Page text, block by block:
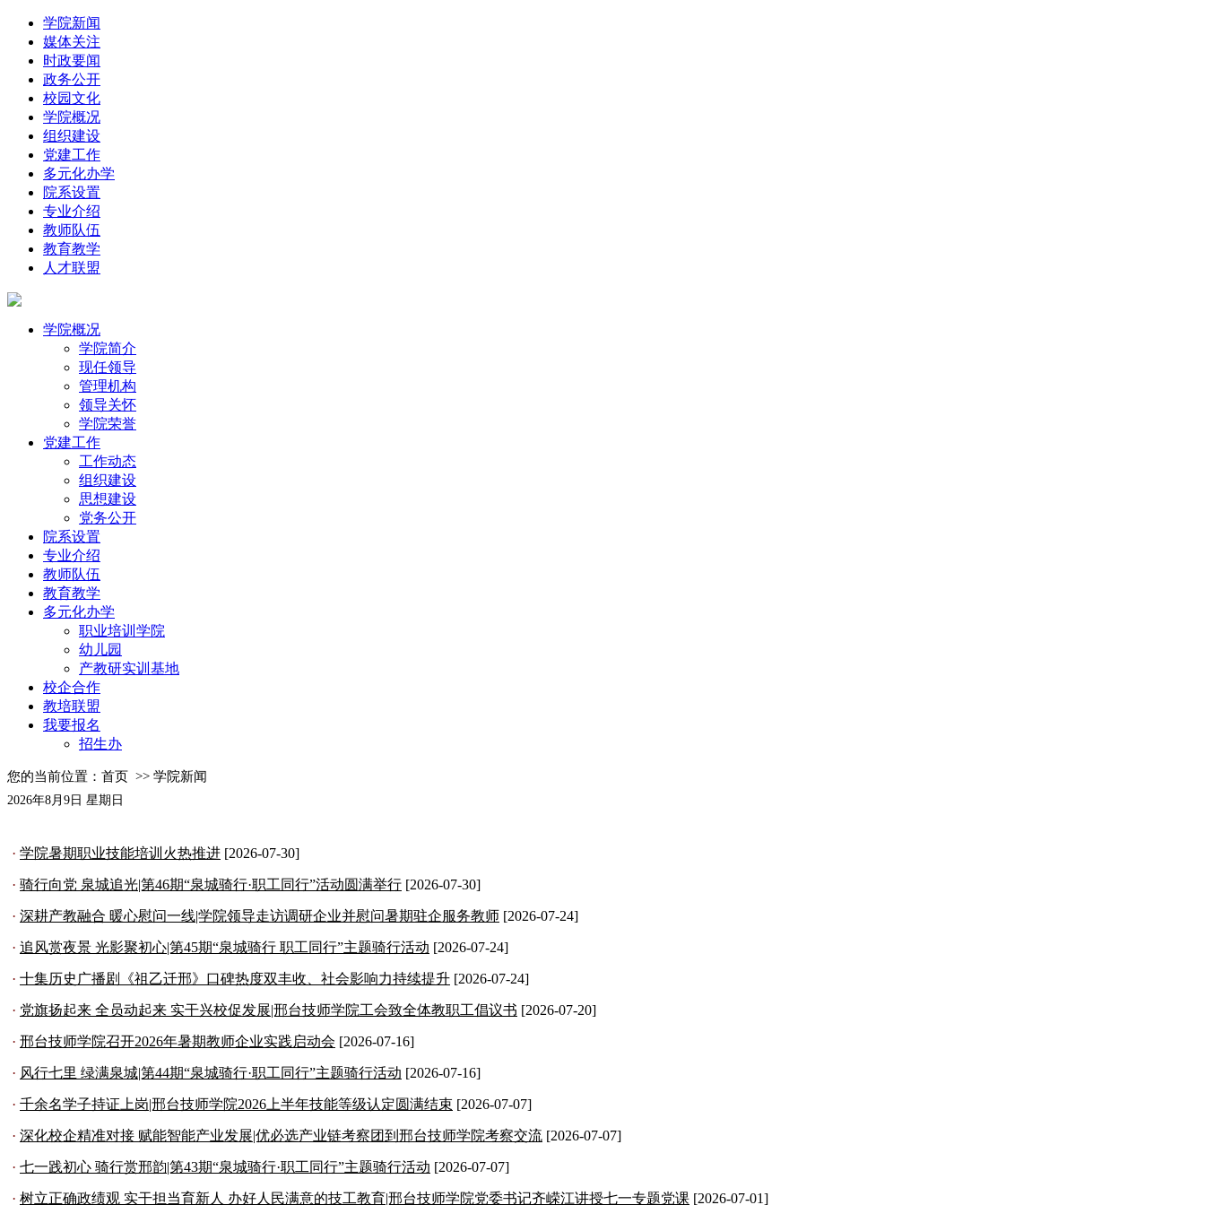
学院新闻
媒体关注
时政要闻
政务公开
校园文化
学院概况
组织建设
党建工作
多元化办学
院系设置
专业介绍
教师队伍
教育教学
人才联盟
学院概况
学院简介
现任领导
管理机构
领导关怀
学院荣誉
党建工作
工作动态
组织建设
思想建设
党务公开
院系设置
专业介绍
教师队伍
教育教学
多元化办学
职业培训学院
幼儿园
产教研实训基地
校企合作
教培联盟
我要报名
招生办
您的当前位置： 首页 >> 学院新闻
2026年8月9日 星期日
· 学院暑期职业技能培训火热推进 [2026-07-30]
· 骑行向党 泉城追光|第46期“泉城骑行·职工同行”活动圆满举行 [2026-07-30]
· 深耕产教融合 暖心慰问一线|学院领导走访调研企业并慰问暑期驻企服务教师 [2026-07-24]
· 追风赏夜景 光影聚初心|第45期“泉城骑行 职工同行”主题骑行活动 [2026-07-24]
· 十集历史广播剧《祖乙迁邢》口碑热度双丰收、社会影响力持续提升 [2026-07-24]
· 党旗扬起来 全员动起来 实干兴校促发展|邢台技师学院工会致全体教职工倡议书 [2026-07-20]
· 邢台技师学院召开2026年暑期教师企业实践启动会 [2026-07-16]
· 风行七里 绿满泉城|第44期“泉城骑行·职工同行”主题骑行活动 [2026-07-16]
· 千余名学子持证上岗|邢台技师学院2026上半年技能等级认定圆满结束 [2026-07-07]
· 深化校企精准对接 赋能智能产业发展|优必选产业链考察团到邢台技师学院考察交流 [2026-07-07]
· 七一践初心 骑行赏邢韵|第43期“泉城骑行·职工同行”主题骑行活动 [2026-07-07]
· 树立正确政绩观 实干担当育新人 办好人民满意的技工教育|邢台技师学院党委书记齐嵘江讲授七一专题党课 [2026-07-01]